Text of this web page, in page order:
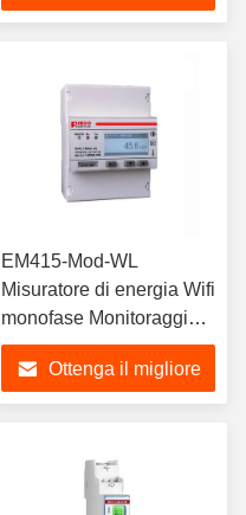
EM415-Mod-WL
Misuratore di energia Wifi
monofase Monitoraggio
accurato e wireless
dell'energia
Ottenga il migliore